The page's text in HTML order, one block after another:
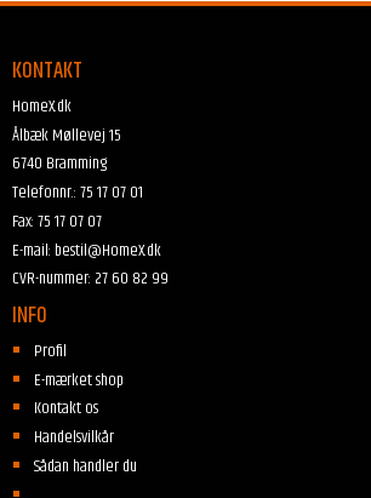
KONTAKT
HomeX.dk
Ålbæk Møllevej 15
6740 Bramming
Telefonnr.:75 17 07 01
Fax:75 17 07 07
E-mail: bestil@HomeX.dk
CVR-nummer: 27 60 82 99
INFO
Profil
E-mærket shop
Kontakt os
Handelsvilkår
Sådan handler du